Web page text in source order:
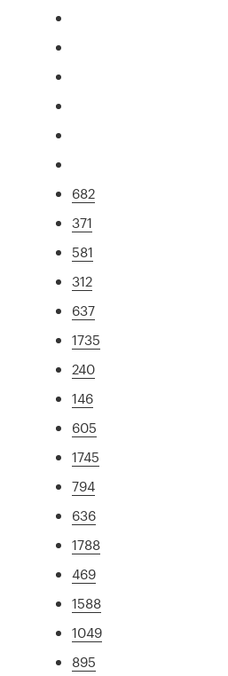
682
371
581
312
637
1735
240
146
605
1745
794
636
1788
469
1588
1049
895